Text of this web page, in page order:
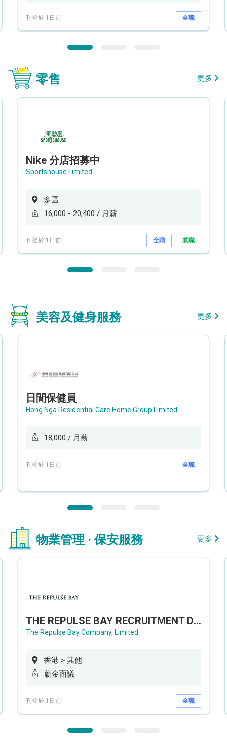
刊登於 1日前 全職
零售 更多
Nike 分店招募中
Sportshouse Limited
多區
16,000 - 20,400 / 月薪
刊登於 1日前 全職 兼職
美容及健身服務 更多
日間保健員
Hong Nga Residential Care Home Group Limited
18,000 / 月薪
刊登於 1日前 全職
物業管理 · 保安服務 更多
THE REPULSE BAY RECRUITMENT DAY 淺水灣影灣園人才招聘會
The Repulse Bay Company, Limited
香港 > 其他
薪金面議
刊登於 1日前 全職